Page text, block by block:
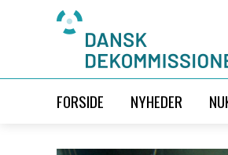
FORSIDE NYHEDER